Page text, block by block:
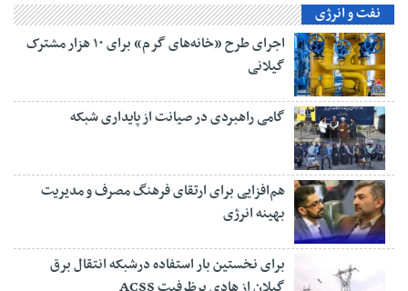
نفت و انرژی
اجرای طرح «خانه‌های گرم» برای ۱۰ هزار مشترک
گیلانی
گامی راهبردی در صیانت از پایداری شبکه
هم‌افزایی برای ارتقای فرهنگ مصرف و مدیریت
بهینه انرژی
برای نخستین بار استفاده درشبکه انتقال برق